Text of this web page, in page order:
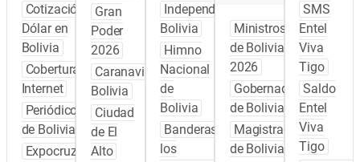
Cotización
Dólar en
Bolivia
Cobertura
Internet
Periódicos
de Bolivia
Expocruz
Gran
Poder
2026
Caranavi
Bolivia
Ciudad
de El
Alto
Independencia
Bolivia
Himno
Nacional
de
Bolivia
Banderas de
los
Ministros
de Bolivia
2026
Gobernadores
de Bolivia
Magistrados
de Bolivia
SMS
Entel
Viva
Tigo
Saldo
Entel
Viva
Tigo